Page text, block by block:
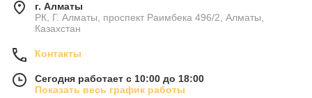
г. Алматы
РК, Г. Алматы, проспект Раимбека 496/2, Алматы,
Казахстан
Контакты
Сегодня работает с 10:00 до 18:00
Показать весь график работы